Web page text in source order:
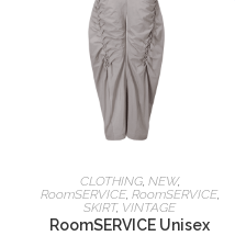
選擇規格
CLOTHING, NEW,
RoomSERVICE, RoomSERVICE,
SKIRT, VINTAGE
RoomSERVICE Unisex